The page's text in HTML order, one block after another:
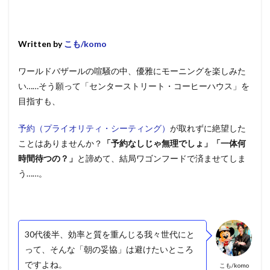
Written by こも/komo
ワールドバザールの喧騒の中、優雅にモーニングを楽しみた
い……そう願って「センターストリート・コーヒーハウス」を
目指すも、
予約（プライオリティ・シーティング） が取れずに絶望した
ことはありませんか？
「予約なしじゃ無理でしょ」「一体何
時間待つの？」 と諦めて、結局ワゴンフードで済ませてしま
う……。
こも/komo
30代後半、効率と質を重んじる我々世代にと
って、そんな「朝の妥協」は避けたいところ
ですよね。